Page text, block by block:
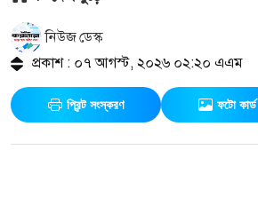
নিউজ ডেস্ক
প্রকাশ : ০৭ আগস্ট, ২০২৬ ০২:২০ এএম
প্রিন্ট সংস্করণ ফটো কার্ড